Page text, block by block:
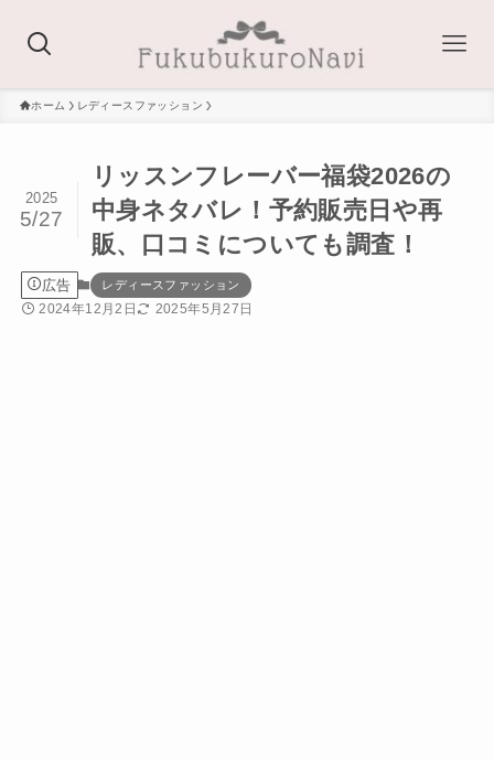
ホーム レディースファッション
リッスンフレーバー福袋2026の
中身ネタバレ！予約販売日や再
販、口コミについても調査！
2025
5/27
広告 レディースファッション
2024年12月2日 2025年5月27日